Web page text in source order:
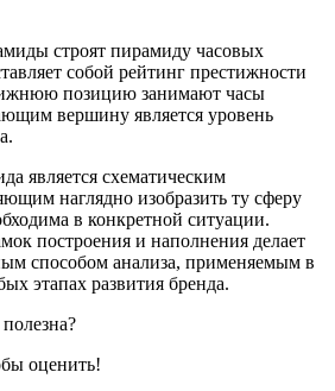
строят пирамиду часовых
собой рейтинг престижности
позицию занимают часы
вершину является уровень
является схематическим
наглядно изобразить ту сферу
в конкретной ситуации.
построения и наполнения делает
способом анализа, применяемым в
этапах развития бренда.
оценить!